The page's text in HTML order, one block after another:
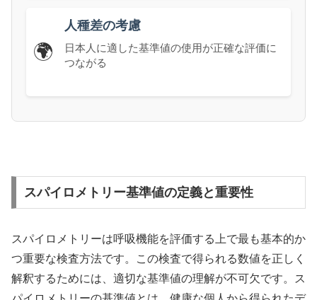
🌍
人種差の考慮
日本人に適した基準値の使用が正確な評価に
つながる
スパイロメトリー基準値の定義と重要性
スパイロメトリーは呼吸機能を評価する上で最も基本的か
つ重要な検査方法です。この検査で得られる数値を正しく
解釈するためには、適切な基準値の理解が不可欠です。ス